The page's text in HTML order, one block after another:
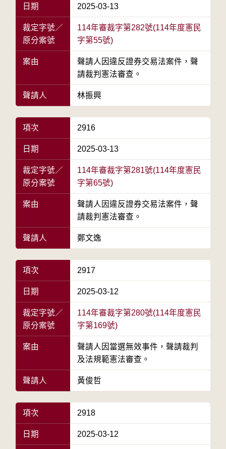
日期 2025-03-13
裁定字號／
原分案號
114年審裁字第282號(114年度憲民
字第55號)
案由
聲請人因違反證券交易法案件，聲
請裁判憲法審查。
聲請人 林振興
項次 2916
日期 2025-03-13
裁定字號／
原分案號
114年審裁字第281號(114年度憲民
字第65號)
案由
聲請人因違反證券交易法案件，聲
請裁判憲法審查。
聲請人 鄭文逸
項次 2917
日期 2025-03-12
裁定字號／
原分案號
114年審裁字第280號(114年度憲民
字第169號)
案由
聲請人因當選無效事件，聲請裁判
及法規範憲法審查。
聲請人 黃俊哲
項次 2918
日期 2025-03-12